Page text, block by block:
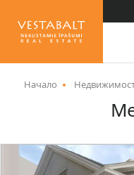
НОВОСТИ
Начало